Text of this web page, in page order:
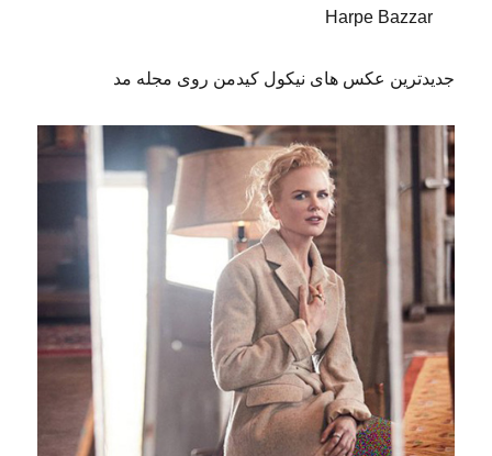
Harpe Bazzar
جدیدترین عکس های نیکول کیدمن روی مجله مد